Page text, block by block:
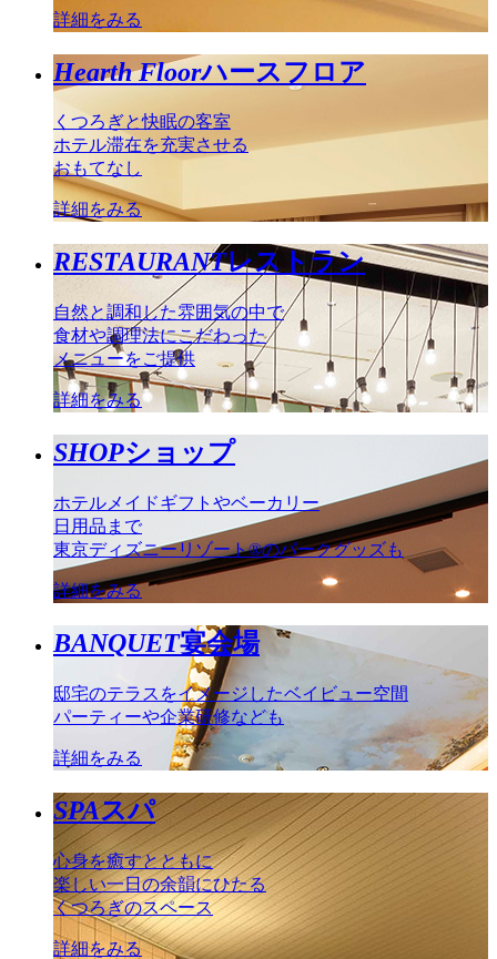
詳細をみる
Hearth Floorハースフロア
くつろぎと快眠の客室
ホテル滞在を充実させる
おもてなし
詳細をみる
RESTAURANTレストラン
自然と調和した雰囲気の中で
食材や調理法にこだわった
メニューをご提供
詳細をみる
SHOPショップ
ホテルメイドギフトやベーカリー
日用品まで
東京ディズニーリゾート®のパークグッズも
詳細をみる
BANQUET宴会場
邸宅のテラスをイメージしたベイビュー空間
パーティーや企業研修なども
詳細をみる
SPAスパ
心身を癒すとともに
楽しい一日の余韻にひたる
くつろぎのスペース
詳細をみる